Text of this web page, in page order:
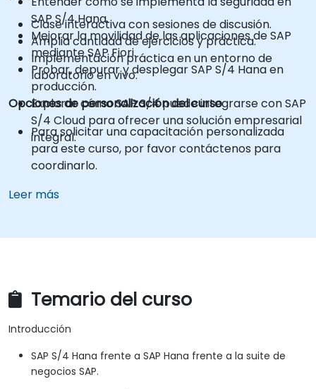
SAP S/4 Hana.
Mejorar la movilidad de las aplicaciones de SAP
mediante SAP Fiori.
Probar, depurar y desplegar SAP S/4 Hana en
producción.
Explorar cómo SAP S/4 puede integrarse con SAP
S/4 Cloud para ofrecer una solución empresarial
integral.
Clase interactiva con sesiones de discusión.
Amplia cantidad de ejercicios y práctica.
Implementación práctica en un entorno de
laboratorio en vivo.
Opciones de personalización del curso
Para solicitar una capacitación personalizada
para este curso, por favor contáctenos para
coordinarlo.
Leer más
Temario del curso
Introducción
SAP S/4 Hana frente a SAP Hana frente a la suite de
negocios SAP.